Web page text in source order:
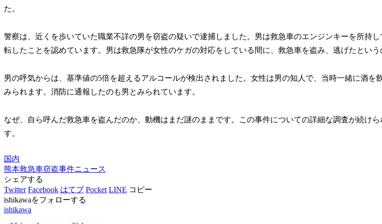
た。
警察は、近くを歩いていた職業不詳の男を窃盗の疑いで逮捕しました。男は救急車のエンジンキーを所持し
転したことを認めています。男は救急隊が女性のケガの対応をしている間に、救急車を盗み、逃げたという
男の呼気からは、基準値の5倍を超えるアルコールが検出されました。女性は男の知人で、当時一緒に酒を
みられます。消防に通報したのも男とみられています。
なぜ、自ら呼んだ救急車を盗んだのか、動機はまだ謎のままです。この事件についての詳細な調査が続けら
す。
国内
熊本救急車窃盗事件ニュース
シェアする
Twitter Facebook はてブ Pocket LINE コピー
ishikawaをフォローする
ishikawa